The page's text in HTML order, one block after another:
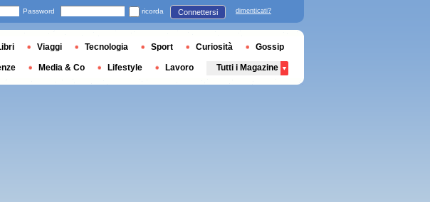
Password ricorda Connettersi dimenticati?
Viaggi Tecnologia Sport Curiosità Gossip
Media & Co Lifestyle Lavoro Tutti i Magazine